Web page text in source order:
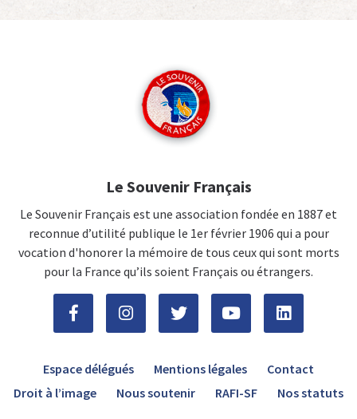
Le Souvenir Français
Le Souvenir Français est une association fondée en 1887 et
reconnue d’utilité publique le 1er février 1906 qui a pour
vocation d'honorer la mémoire de tous ceux qui sont morts
pour la France qu’ils soient Français ou étrangers.
Espace délégués Mentions légales
Contact
Droit à l’image
Nous soutenir RAFI-SF Nos statuts